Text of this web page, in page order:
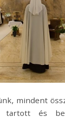
mindent
tartott és